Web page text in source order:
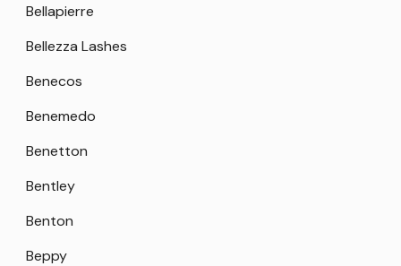
Bellapierre
Bellezza Lashes
Benecos
Benemedo
Benetton
Bentley
Benton
Beppy